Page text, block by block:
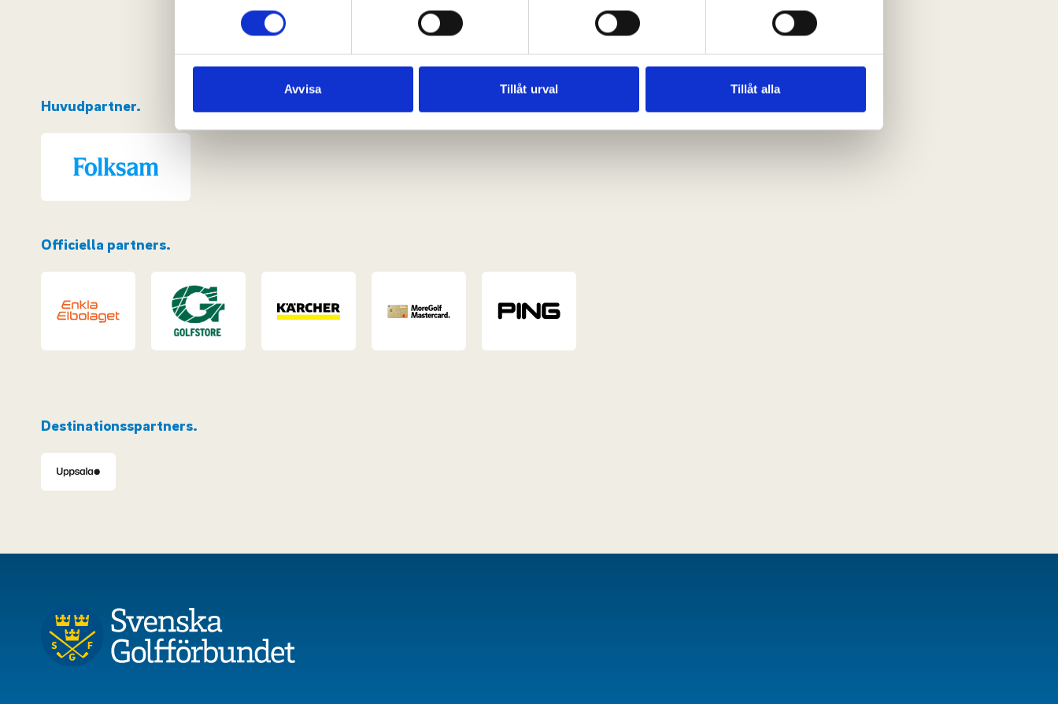
eller dra tillbaka ditt samtycke när som helst från cookie-förklaringen.
sociala medier och analysera vår trafik. Vi vidarebefordrar även sådana identifierare och annan information från din enhet
till de sociala medier och annons- och analysföretag som vi samarbetar med. Dessa kan i sin tur kombinera informationen
Avvisa Tillåt urval Tillåt alla
Huvudpartner.
Officiella partners.
Destinationsspartners.